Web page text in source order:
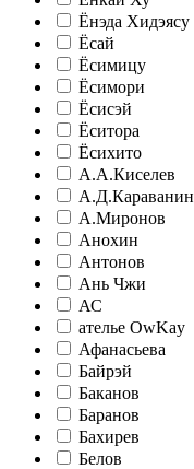
Ёнэда Хидэясу
Ёсай
Ёсимицу
Ёсимори
Ёсисэй
Ёситора
Ёсихито
А.А.Киселев
А.Д.Караванин
А.Миронов
Анохин
Антонов
Ань Чжи
АС
ателье ‎OwKay
Афанасьева
Байрэй
Баканов
Баранов
Бахирев
Белов